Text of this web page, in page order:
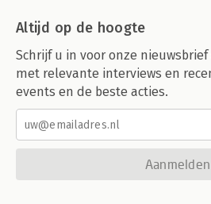
Altijd op de hoogte
Schrijf u in voor onze
met relevante interviews en
events en de beste acties.
Aanmelden